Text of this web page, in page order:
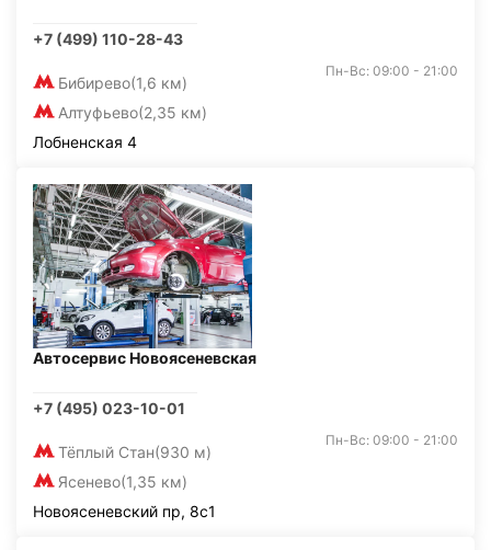
+7 (499) 110-28-43
Бибирево(1,6 км)
Алтуфьево(2,35 км)
Пн-Вс: 09:00 - 21:00
Лобненская 4
Автосервис Новоясеневская
+7 (495) 023-10-01
Тёплый Стан(930 м)
Ясенево(1,35 км)
Пн-Вс: 09:00 - 21:00
Новоясеневский пр, 8с1